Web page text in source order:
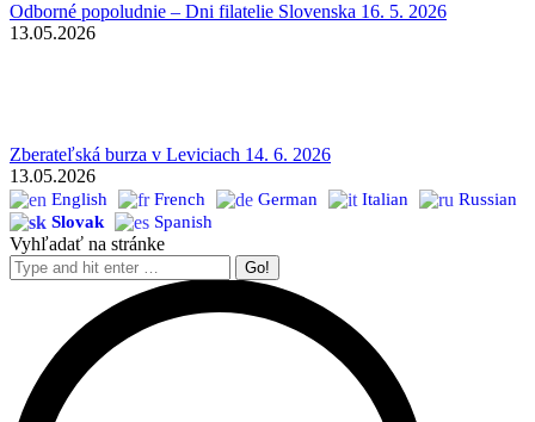
Odborné popoludnie – Dni filatelie Slovenska 16. 5. 2026
13.05.2026
Zberateľská burza v Leviciach 14. 6. 2026
13.05.2026
English French German Italian
Russian
Slovak
Spanish
Vyhľadať na stránke
Search: